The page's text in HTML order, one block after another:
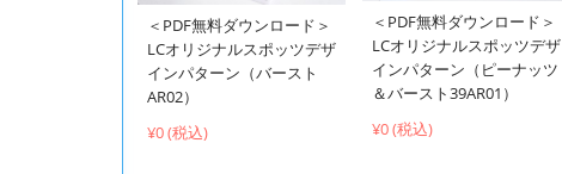
＜PDF無料ダウンロード＞
LCオリジナルスポッツデザ
インパターン（バースト
AR02）
¥0 (税込)
＜PDF無料ダウンロード＞
LCオリジナルスポッツデザ
インパターン（ピーナッツ
＆バースト39AR01）
¥0 (税込)